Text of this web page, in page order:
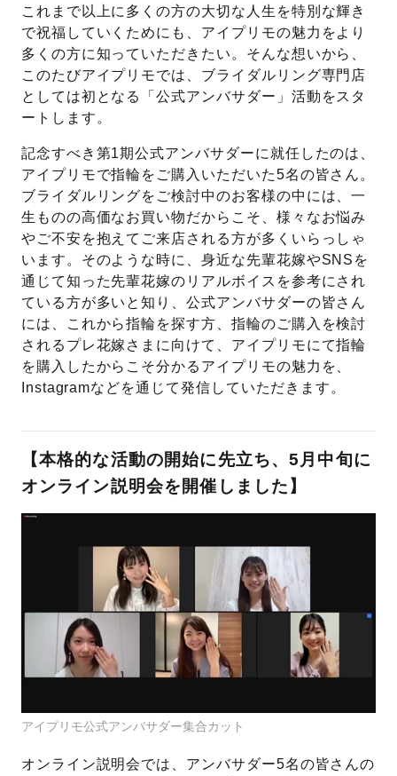
これまで以上に多くの方の大切な人生を特別な輝き
で祝福していくためにも、アイプリモの魅力をより
多くの方に知っていただきたい。そんな想いから、
このたびアイプリモでは、ブライダルリング専門店
としては初となる「公式アンバサダー」活動をスタ
ートします。
記念すべき第1期公式アンバサダーに就任したのは、
アイプリモで指輪をご購入いただいた5名の皆さん。
ブライダルリングをご検討中のお客様の中には、一
生ものの高価なお買い物だからこそ、様々なお悩み
やご不安を抱えてご来店される方が多くいらっしゃ
います。そのような時に、身近な先輩花嫁やSNSを
通じて知った先輩花嫁のリアルボイスを参考にされ
ている方が多いと知り、公式アンバサダーの皆さん
には、これから指輪を探す方、指輪のご購入を検討
されるプレ花嫁さまに向けて、アイプリモにて指輪
を購入したからこそ分かるアイプリモの魅力を、
Instagramなどを通じて発信していただきます。
【本格的な活動の開始に先立ち、5月中旬に
オンライン説明会を開催しました】
アイプリモ公式アンバサダー集合カット
オンライン説明会では、アンバサダー5名の皆さんの
言葉
エピソード Follow us on